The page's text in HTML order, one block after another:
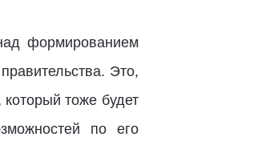
формированием
Это,
тоже будет
по его